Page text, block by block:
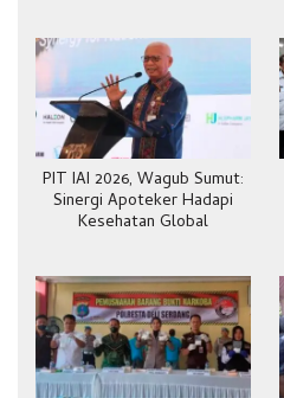
PIT IAI 2026, Wagub Sumut:
Sinergi Apoteker Hadapi
Kesehatan Global